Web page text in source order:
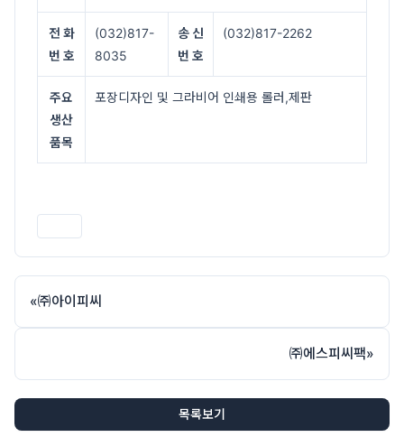
전 화
번 호
(032)817-
8035
송 신
번 호
(032)817-2262
주요
생산
품목
포장디자인 및 그라비어 인쇄용 롤러,제판
«㈜아이피씨
㈜에스피씨팩»
목록보기